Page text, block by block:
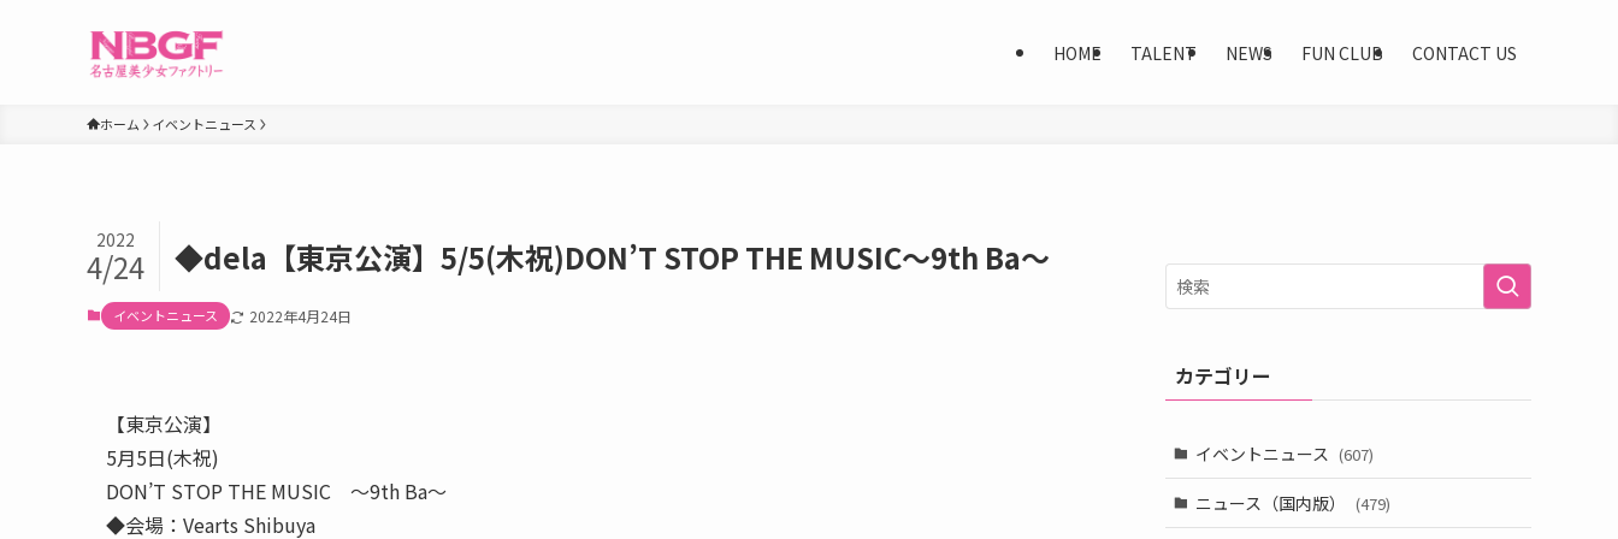
HOME TALENT NEWS FUN CLUB CONTACT US
ホーム イベントニュース
◆dela【東京公演】5/5(木祝)DON’T STOP THE MUSIC～9th Ba～
2022
4/24
イベントニュース 2022年4月24日
【東京公演】
5月5日(木祝)
DON’T STOP THE MUSIC ～9th Ba～
◆会場：Vearts Shibuya
カテゴリー
イベントニュース (607)
ニュース（国内版） (479)